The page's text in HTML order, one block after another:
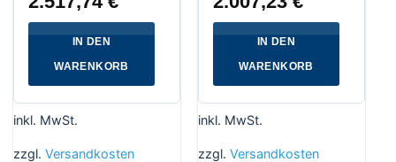
IN DEN
WARENKORB
inkl. MwSt.
zzgl. Versandkosten
IN DEN
WARENKORB
inkl. MwSt.
zzgl. Versandkosten